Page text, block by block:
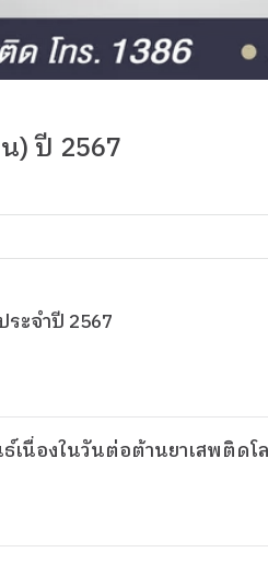
) ปี 2567
ะจำปี 2567
นื่องในวันต่อต้านยาเสพติดโ